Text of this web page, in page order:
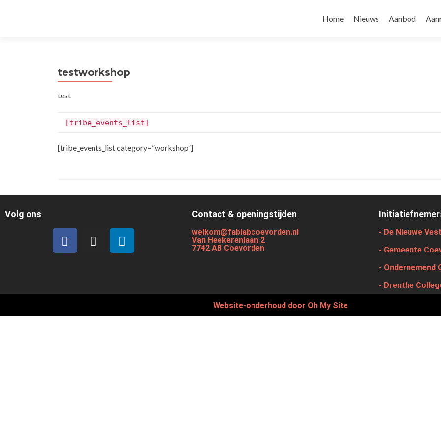
Home Nieuws Aanbod
testworkshop
test
[tribe_events_list]
[tribe_events_list category=”workshop”]
Volg ons Contact & openingstijden
welkom@fablabcoevorden.nl
Van Heekerenlaan 2
7742 AB Coevorden
- De Nieuwe
- Gemeente
- Ondernemend
- Drenthe
Website-onderhoud door Oh My Site